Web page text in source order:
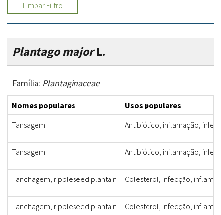
Limpar Filtro
Plantago majorL.
Família: Plantaginaceae
Nomes populares
Usos populares
Tansagem
Antibiótico, inflamação,
Tansagem Antibiótico, inflamação,
Tanchagem, rippleseed plantain Colesterol, infecção,
Tanchagem, rippleseed plantain Colesterol, infecção,